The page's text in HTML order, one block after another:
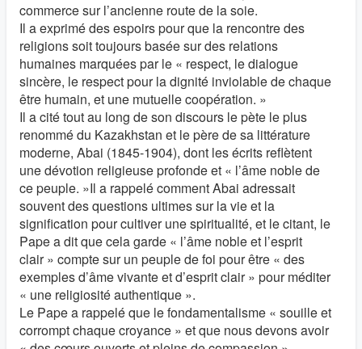
commerce sur l’ancienne route de la soie.
Il a exprimé des espoirs pour que la rencontre des
religions soit toujours basée sur des relations
humaines marquées par le « respect, le dialogue
sincère, le respect pour la dignité inviolable de chaque
être humain, et une mutuelle coopération. »
Il a cité tout au long de son discours le pète le plus
renommé du Kazakhstan et le père de sa littérature
moderne, Abai (1845-1904), dont les écrits reflètent
une dévotion religieuse profonde et « l’âme noble de
ce peuple. »Il a rappelé comment Abai adressait
souvent des questions ultimes sur la vie et la
signification pour cultiver une spiritualité, et le citant, le
Pape a dit que cela garde « l’âme noble et l’esprit
clair » compte sur un peuple de foi pour être « des
exemples d’âme vivante et d’esprit clair » pour méditer
« une religiosité authentique ».
Le Pape a rappelé que le fondamentalisme « souille et
corrompt chaque croyance » et que nous devons avoir